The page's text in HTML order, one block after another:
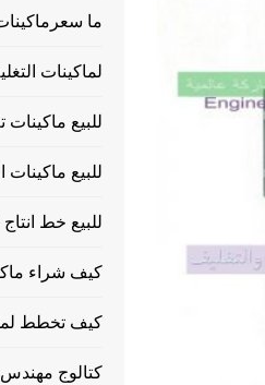
ما
لماكينات
للبيع
للبيع ماكينات
للبيع خط
كيف شراء
كيف تخطط
كتالوج مهندس